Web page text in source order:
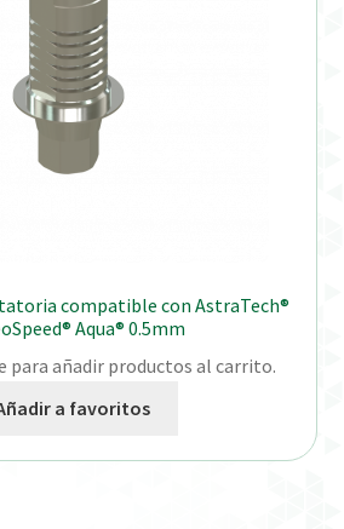
compatible con AstraTech®
Aqua® 0.5mm
para añadir productos al carrito.
a favoritos